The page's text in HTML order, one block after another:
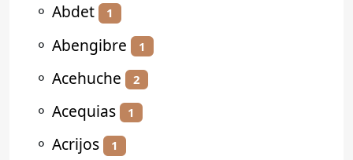
⚬ Abdet 1
⚬ Abengibre 1
⚬ Acehuche 2
⚬ Acequias 1
⚬ Acrijos 1